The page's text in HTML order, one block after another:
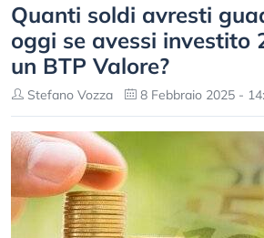
Quanti soldi avresti
oggi se avessi investito
un BTP Valore?
Stefano Vozza 8 Febbraio 2025 -